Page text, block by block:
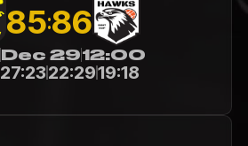
85:86
Dec 2912:00
27:2322:2919:18